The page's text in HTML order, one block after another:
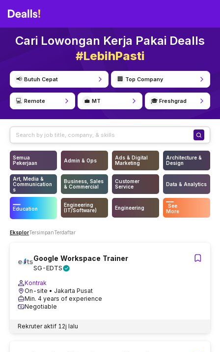
Cari Lowongan Kerja Pakai Dealls
#LebihPasti
📢 Butuh Cepat 🏢 Top Company
💻 Remote 💼 MT 🎓 Freshgrad
Semua
Pekerjaan
Admin & Ops
Ads & Digital
Marketing
Architecture &
Design
Art, Media &
Communication
s
Business, Sales
& Commercial
Customer
Service
Data & Analytics
Education
Engineering
(IT/Software)
Engineering
See
More
EksplorTersimpanTerdaftar
Google Workspace Trainer
SG-EDTS
Kontrak
On-site • Jakarta Pusat
Min. 4 years of experience
Negotiable
Rekruter aktif 12j lalu